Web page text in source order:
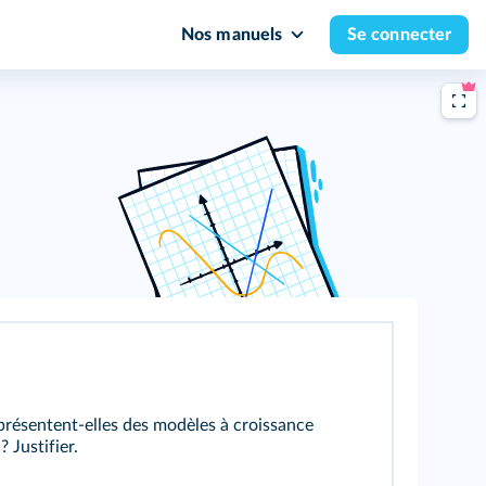
Nos manuels Se connecter
elles des modèles à croissance
Justifier.